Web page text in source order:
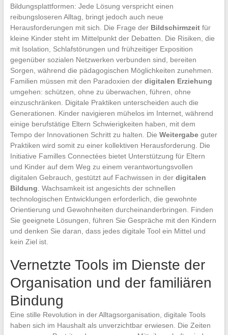
Bildungsplattformen: Jede Lösung verspricht einen
reibungsloseren Alltag, bringt jedoch auch neue
Herausforderungen mit sich. Die Frage der Bildschirmzeitfür
kleine Kinder steht im Mittelpunkt der Debatten. Die Risiken, die
mit Isolation, Schlafstörungen und frühzeitiger Exposition
gegenüber sozialen Netzwerken verbunden sind, bereiten
Sorgen, während die pädagogischen Möglichkeiten zunehmen.
Familien müssen mit den Paradoxien der digitalen Erziehung
umgehen: schützen, ohne zu überwachen, führen, ohne
einzuschränken. Digitale Praktiken unterscheiden auch die
Generationen. Kinder navigieren mühelos im Internet, während
einige berufstätige Eltern Schwierigkeiten haben, mit dem
Tempo der Innovationen Schritt zu halten. Die Weitergabeguter
Praktiken wird somit zu einer kollektiven Herausforderung. Die
Initiative Familles Connectées bietet Unterstützung für Eltern
und Kinder auf dem Weg zu einem verantwortungsvollen
digitalen Gebrauch, gestützt auf Fachwissen in der digitalen
Bildung . Wachsamkeit ist angesichts der schnellen
technologischen Entwicklungen erforderlich, die gewohnte
Orientierung und Gewohnheiten durcheinanderbringen. Finden
Sie geeignete Lösungen, führen Sie Gespräche mit den Kindern
und denken Sie daran, dass jedes digitale Tool ein Mittel und
kein Ziel ist.
Vernetzte Tools im Dienste der
Organisation und der familiären
Bindung
Eine stille Revolution in der Alltagsorganisation, digitale Tools
haben sich im Haushalt als unverzichtbar erwiesen. Die Zeiten